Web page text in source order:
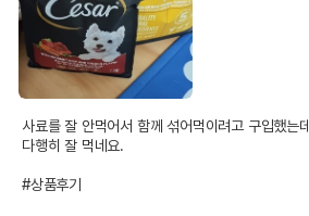
사료를 잘 안먹어서 함께 섞어먹이려고 구입했는데
다행히 잘 먹네요.
#상품후기